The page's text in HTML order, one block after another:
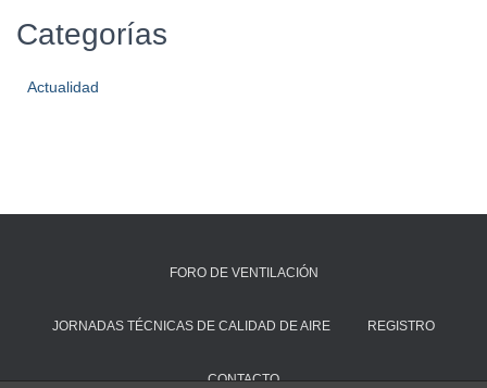
Categorías
Actualidad
FORO DE VENTILACIÓN
JORNADAS TÉCNICAS DE CALIDAD DE AIRE REGISTRO
CONTACTO